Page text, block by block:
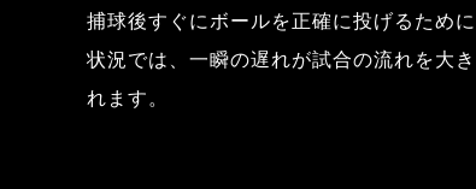
捕球後すぐにボールを正確に投げるため
状況では、一瞬の遅れが試合の流れを大
れます。